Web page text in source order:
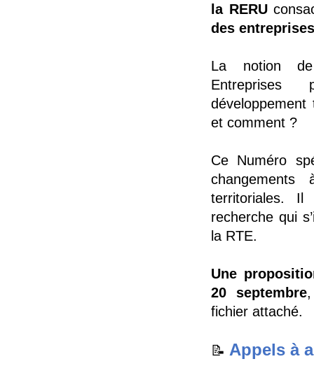
la RERU
des entreprises
La notion de
et comment ?
Ce Numéro
territoriales. Il
recherche qui
la RTE.
Une
20 septembre
fichier attaché.
📝 Appels à